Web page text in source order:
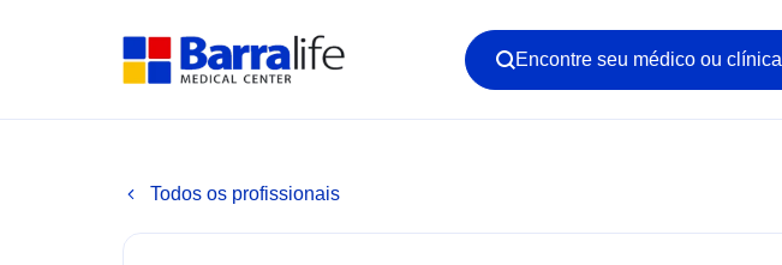
Encontre seu médico ou clínica
Todos os profissionais